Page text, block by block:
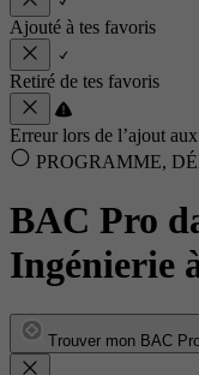
Ajouté à tes favoris
Retiré de tes favoris
Erreur lors de l’ajout
PROGRAMME,
BAC Pro
Ingénierie
Trouver mon BAC